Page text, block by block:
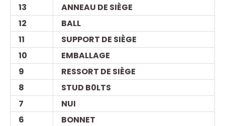
13
ANNEAU DE SIÈGE
12
BALL
11
SUPPORT DE SIÈGE
10
EMBALLAGE
9
RESSORT DE SIÈGE
8
STUD B0LTS
7
NUI
6
BONNET